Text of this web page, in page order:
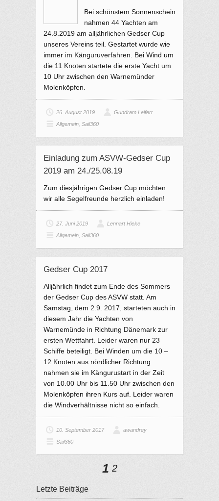
Bei schönstem Sonnenschein
nahmen 44 Yachten am
24.8.2019 am alljährlichen Gedser Cup
unseres Vereins teil. Gestartet wurde wie
immer im Känguruverfahren. Bei Wind um
die 11 Knoten startete die erste Yacht um
10 Uhr zwischen den Warnemünder
Molenköpfen.
26. August 2019
Gundram Leifert
Allgemein Sail360
Einladung zum ASVW-Gedser Cup
2019 am 24./25.08.19
Zum diesjährigen Gedser Cup möchten
wir alle Segelfreunde herzlich einladen!
27. Juni 2019
Lennart Hieke
Allgemein Sail360
Gedser Cup 2017
Alljährlich findet zum Ende des Sommers
der Gedser Cup des ASVW statt. Am
Samstag, dem 2.9. 2017, starteten auch in
diesem Jahr die Yachten von
Warnemünde in Richtung Dänemark zur
ersten Wettfahrt. Leider waren nur 23
Schiffe beteiligt. Bei Winden um die 10 –
12 Knoten aus nördlicher Richtung
nahmen sie im Kängurustart in der Zeit
von 10.00 Uhr bis 11.50 Uhr zwischen den
Molenköpfen ihren Kurs auf. Leider waren
die Windverhältnisse nicht so einfach.
10. September 2017
awandrey
Sail360
1 2
Letzte Beiträge